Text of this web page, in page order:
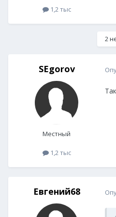
1,2 тыс
2
SEgorov
Местный
1,2 тыс
Евгений68